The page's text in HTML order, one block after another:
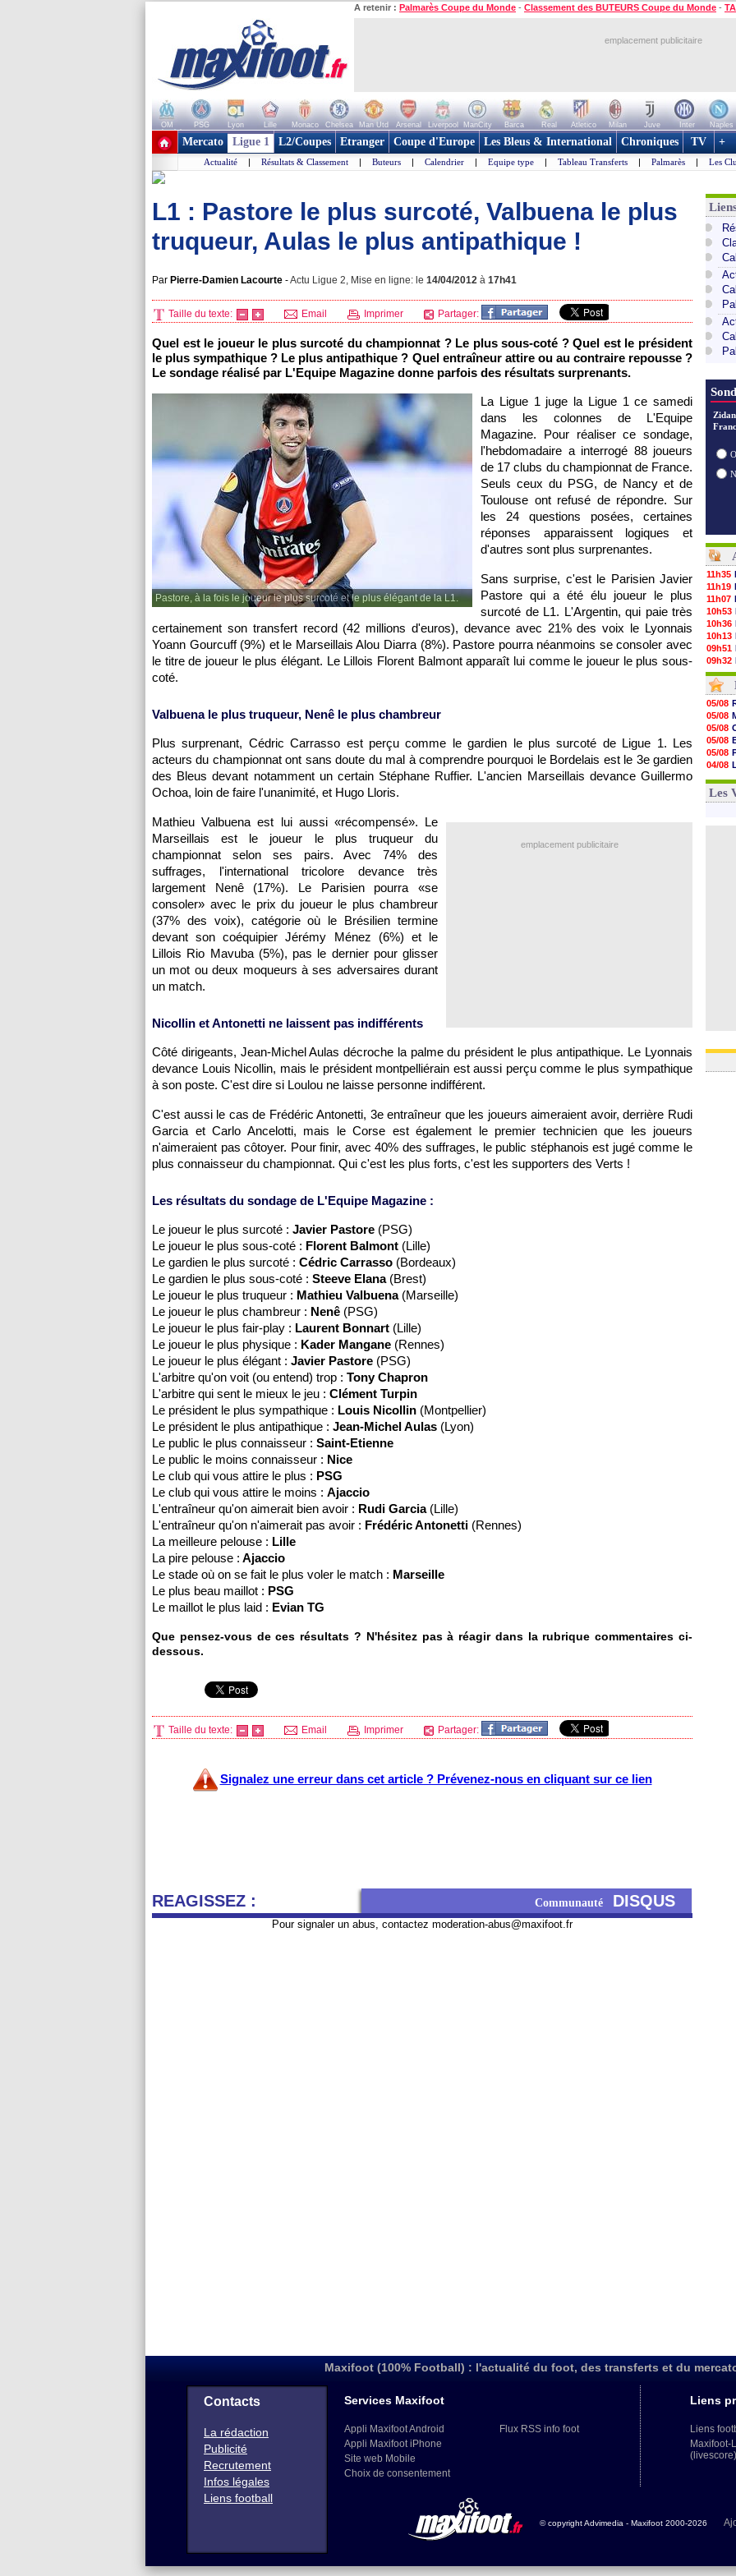
A retenir : Palmarès Coupe du Monde - Classement des BUTEURS Coupe du Monde -
emplacement publicitaire
OM PSG Lyon Lille Monaco Chelsea Man Utd Arsenal Liverpool ManCity Barca Real Atletico Milan Juve Inter Naples
+ de clubs
Mercato Ligue 1 L2/Coupes Etranger Coupe d'Europe Les Bleus & International Chroniques TV +
Actualité | Résultats & Classement | Buteurs | Calendrier | Equipe type | Tableau Transferts | Palmarès | Les
L1 : Pastore le plus surcoté, Valbuena le plus
truqueur, Aulas le plus antipathique !
Par Pierre-Damien Lacourte -Actu Ligue 2, Mise en ligne: le 14/04/2012 à 17h41
Taille du texte: Email Imprimer Partager:
Quel est le joueur le plus surcoté du championnat ? Le plus sous-coté ? Quel est le président
le plus sympathique ? Le plus antipathique ? Quel entraîneur attire ou au contraire repousse ?
Le sondage réalisé par L'Equipe Magazine donne parfois des résultats surprenants.
Pastore, à la fois le joueur le plus surcoté et le plus élégant de la L1.
La Ligue 1 juge la Ligue 1 ce samedi
dans les colonnes de L'Equipe
Magazine. Pour réaliser ce sondage,
l'hebdomadaire a interrogé 88 joueurs
de 17 clubs du championnat de France.
Seuls ceux du PSG, de Nancy et de
Toulouse ont refusé de répondre. Sur
les 24 questions posées, certaines
réponses apparaissent logiques et
d'autres sont plus surprenantes.
Sans surprise, c'est le Parisien Javier
Pastore qui a été élu joueur le plus
surcoté de L1. L'Argentin, qui paie très
certainement son transfert record (42 millions d'euros), devance avec 21% des voix le Lyonnais
Yoann Gourcuff (9%) et le Marseillais Alou Diarra (8%). Pastore pourra néanmoins se consoler avec
le titre de joueur le plus élégant. Le Lillois Florent Balmont apparaît lui comme le joueur le plus sous-
coté.
Valbuena le plus truqueur, Nenê le plus chambreur
Plus surprenant, Cédric Carrasso est perçu comme le gardien le plus surcoté de Ligue 1. Les
acteurs du championnat ont sans doute du mal à comprendre pourquoi le Bordelais est le 3e gardien
des Bleus devant notamment un certain Stéphane Ruffier. L'ancien Marseillais devance Guillermo
Ochoa, loin de faire l'unanimité, et Hugo Lloris.
emplacement publicitaire
Mathieu Valbuena est lui aussi «récompensé». Le
Marseillais est le joueur le plus truqueur du
championnat selon ses pairs. Avec 74% des
suffrages, l'international tricolore devance très
largement Nenê (17%). Le Parisien pourra «se
consoler» avec le prix du joueur le plus chambreur
(37% des voix), catégorie où le Brésilien termine
devant son coéquipier Jérémy Ménez (6%) et le
Lillois Rio Mavuba (5%), pas le dernier pour glisser
un mot ou deux moqueurs à ses adversaires durant
un match.
Nicollin et Antonetti ne laissent pas indifférents
Côté dirigeants, Jean-Michel Aulas décroche la palme du président le plus antipathique. Le Lyonnais
devance Louis Nicollin, mais le président montpelliérain est aussi perçu comme le plus sympathique
à son poste. C'est dire si Loulou ne laisse personne indifférent.
C'est aussi le cas de Frédéric Antonetti, 3e entraîneur que les joueurs aimeraient avoir, derrière Rudi
Garcia et Carlo Ancelotti, mais le Corse est également le premier technicien que les joueurs
n'aimeraient pas côtoyer. Pour finir, avec 40% des suffrages, le public stéphanois est jugé comme le
plus connaisseur du championnat. Qui c'est les plus forts, c'est les supporters des Verts !
Les résultats du sondage de L'Equipe Magazine :
Le joueur le plus surcoté : Javier Pastore (PSG)
Le joueur le plus sous-coté : Florent Balmont (Lille)
Le gardien le plus surcoté : Cédric Carrasso (Bordeaux)
Le gardien le plus sous-coté : Steeve Elana(Brest)
Le joueur le plus truqueur : Mathieu Valbuena(Marseille)
Le joueur le plus chambreur : Nenê (PSG)
Le joueur le plus fair-play : Laurent Bonnart (Lille)
Le joueur le plus physique : Kader Mangane (Rennes)
Le joueur le plus élégant : Javier Pastore (PSG)
L'arbitre qu'on voit (ou entend) trop : Tony Chapron
L'arbitre qui sent le mieux le jeu : Clément Turpin
Le président le plus sympathique : Louis Nicollin (Montpellier)
Le président le plus antipathique : Jean-Michel Aulas (Lyon)
Le public le plus connaisseur : Saint-Etienne
Le public le moins connaisseur : Nice
Le club qui vous attire le plus : PSG
Le club qui vous attire le moins : Ajaccio
L'entraîneur qu'on aimerait bien avoir : Rudi Garcia(Lille)
L'entraîneur qu'on n'aimerait pas avoir : Frédéric Antonetti (Rennes)
La meilleure pelouse : Lille
La pire pelouse : Ajaccio
Le stade où on se fait le plus voler le match : Marseille
Le plus beau maillot : PSG
Le maillot le plus laid : Evian TG
Que pensez-vous de ces résultats ? N'hésitez pas à réagir dans la rubrique commentaires ci-
dessous.
Taille du texte: Email Imprimer Partager:
Signalez une erreur dans cet article ? Prévenez-nous en cliquant sur ce lien
REAGISSEZ : Communauté DISQUS
Pour signaler un abus, contactez moderation-abus@maxifoot.fr
11h35
11h19
11h07
10h53
10h36
10h13
09h51
09h32
09h11
08h57
08h39
08h22
00h06
05/08
05/08
05/08
05/08
05/08
05/08
05/08
05/08
05/08
05/08
05/08
04/08
04/08
Les
Maxifoot (100% Football) : l'actualité du foot, des transferts et du
Contacts
La rédaction
Publicité
Recrutement
Infos légales
Liens football
Services Maxifoot
Appli Maxifoot Android
Appli Maxifoot iPhone
Site web Mobile
Choix de consentement
Flux RSS info foot
Liens
Liens
Maxifoot-
(livescore)
© copyright Advimedia - Maxifoot 2000-2026